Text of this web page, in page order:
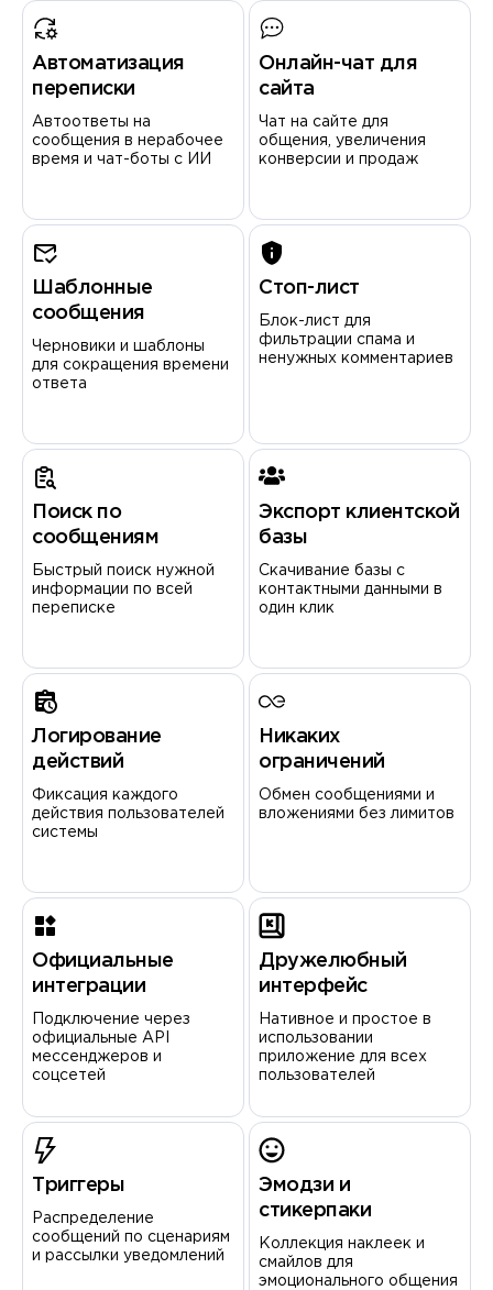
Автоматизация
переписки
Автоответы на
сообщения в нерабочее
время и чат-боты с ИИ
Онлайн-чат для
сайта
Чат на сайте для
общения, увеличения
конверсии и продаж
Шаблонные
сообщения
Черновики и шаблоны
для сокращения времени
ответа
Стоп-лист
Блок-лист для
фильтрации спама и
ненужных комментариев
Поиск по
сообщениям
Быстрый поиск нужной
информации по всей
переписке
Экспорт клиентской
базы
Скачивание базы с
контактными данными в
один клик
Логирование
действий
Фиксация каждого
действия пользователей
системы
Никаких
ограничений
Обмен сообщениями и
вложениями без лимитов
Официальные
интеграции
Подключение через
официальные API
мессенджеров и
соцсетей
Дружелюбный
интерфейс
Нативное и простое в
использовании
приложение для всех
пользователей
Триггеры
Распределение
сообщений по сценариям
и рассылки уведомлений
Эмодзи и
стикерпаки
Коллекция наклеек и
смайлов для
эмоционального общения